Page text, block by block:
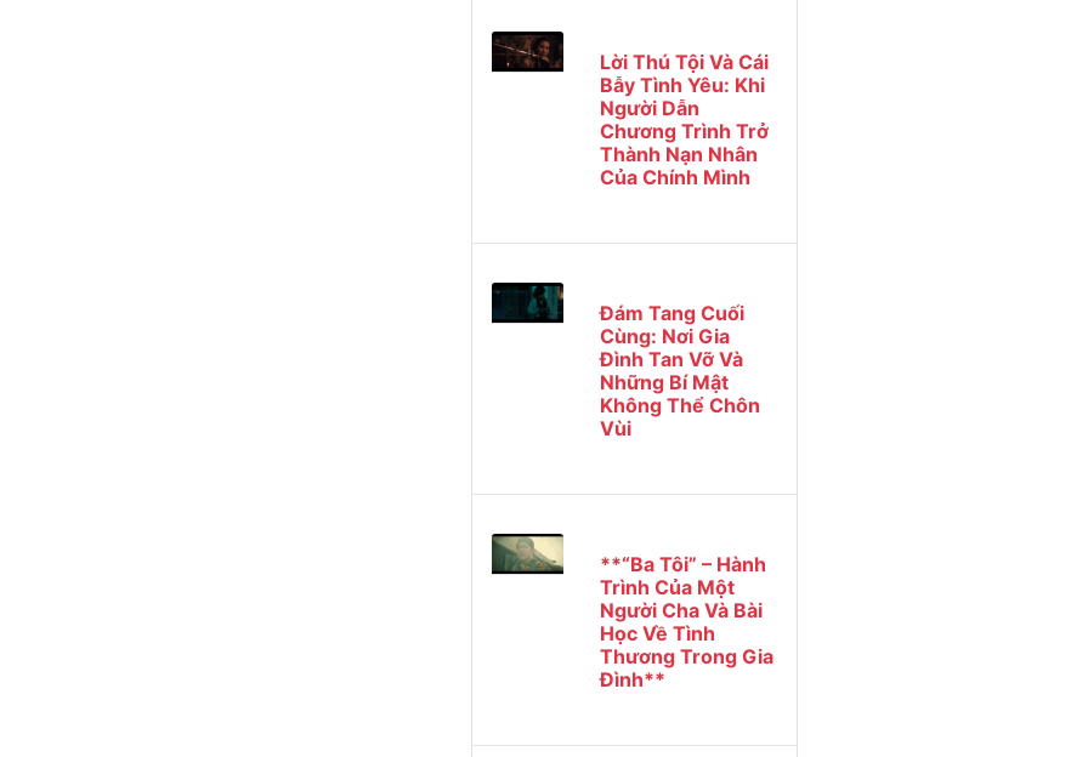
Lời Thú Tội Và Cái
Bẫy Tình Yêu: Khi
Người Dẫn
Chương Trình Trở
Thành Nạn Nhân
Của Chính Mình
Đám Tang Cuối
Cùng: Nơi Gia
Đình Tan Vỡ Và
Những Bí Mật
Không Thể Chôn
Vùi
**“Ba Tôi” – Hành
Trình Của Một
Người Cha Và Bài
Học Về Tình
Thương Trong Gia
Đình**